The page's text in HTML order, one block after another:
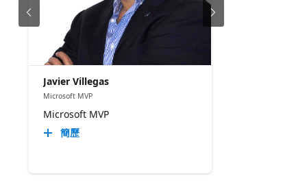
Javier Villegas
Microsoft MVP
Microsoft MVP
簡歷